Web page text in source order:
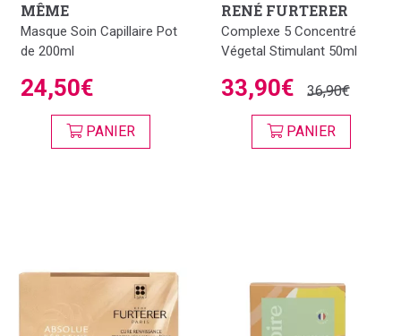
MÊME
Masque Soin Capillaire Pot
de 200ml
24,50€
PANIER
RENÉ FURTERER
Complexe 5 Concentré
Végetal Stimulant 50ml
33,90€ 36,90€
PANIER